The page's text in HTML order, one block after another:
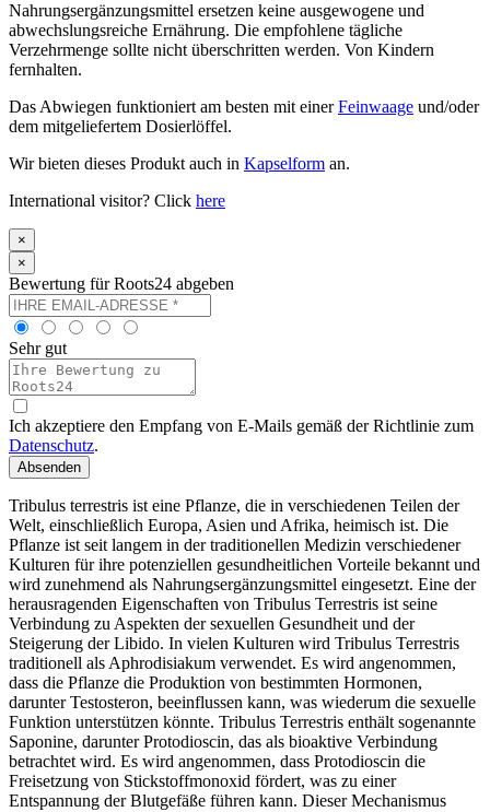
Nahrungsergänzungsmittel ersetzen keine ausgewogene und
abwechslungsreiche Ernährung. Die empfohlene tägliche
Verzehrmenge sollte nicht überschritten werden. Von Kindern
fernhalten.
Das Abwiegen funktioniert am besten mit einerFeinwaage und/oder
dem mitgeliefertem Dosierlöffel.
Wir bieten dieses Produkt auch in Kapselform an.
International visitor? Click here
×
×
Bewertung für Roots24 abgeben
Sehr gut
Ich akzeptiere den Empfang von E-Mails gemäß der Richtlinie zum
Datenschutz.
Absenden
Tribulus terrestris ist eine Pflanze, die in verschiedenen Teilen der
Welt, einschließlich Europa, Asien und Afrika, heimisch ist. Die
Pflanze ist seit langem in der traditionellen Medizin verschiedener
Kulturen für ihre potenziellen gesundheitlichen Vorteile bekannt und
wird zunehmend als Nahrungsergänzungsmittel eingesetzt. Eine der
herausragenden Eigenschaften von Tribulus Terrestris ist seine
Verbindung zu Aspekten der sexuellen Gesundheit und der
Steigerung der Libido. In vielen Kulturen wird Tribulus Terrestris
traditionell als Aphrodisiakum verwendet. Es wird angenommen,
dass die Pflanze die Produktion von bestimmten Hormonen,
darunter Testosteron, beeinflussen kann, was wiederum die sexuelle
Funktion unterstützen könnte. Tribulus Terrestris enthält sogenannte
Saponine, darunter Protodioscin, das als bioaktive Verbindung
betrachtet wird. Es wird angenommen, dass Protodioscin die
Freisetzung von Stickstoffmonoxid fördert, was zu einer
Entspannung der Blutgefäße führen kann. Dieser Mechanismus